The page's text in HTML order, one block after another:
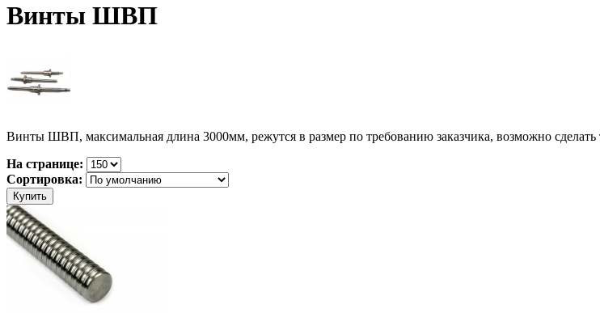
Винты ШВП
Винты ШВП, максимальная длина 3000мм, режутся в размер по требованию заказчика, возможно сделать
На странице:
Сортировка: